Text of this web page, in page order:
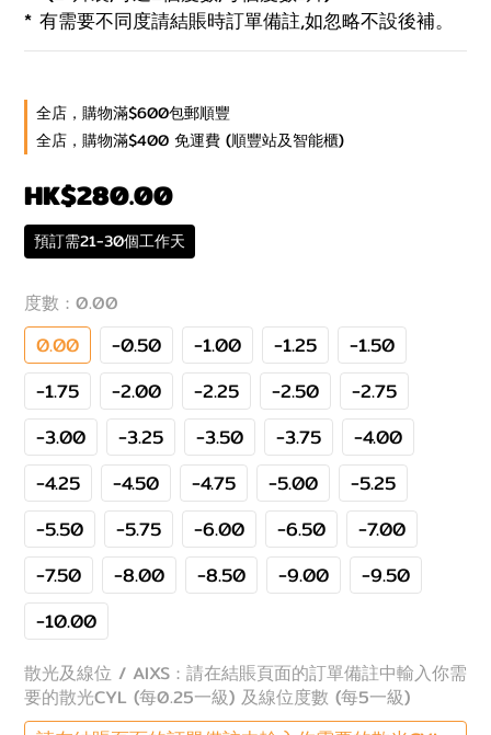
* 有需要不同度請結賬時訂單備註,如忽略不設後補。
全店，購物滿$600包郵順豐
全店，購物滿$400 免運費 (順豐站及智能櫃)
HK$280.00
預訂需21-30個工作天
度數 : 0.00
0.00 -0.50 -1.00 -1.25
-1.50
-1.75
-2.00 -2.25 -2.50
-2.75
-3.00
-3.25 -3.50 -3.75
-4.00
-4.25
-4.50 -4.75 -5.00
-5.25
-5.50
-5.75 -6.00 -6.50
-7.00
-7.50
-8.00 -8.50 -9.00
-9.50
-10.00
散光及線位 / AIXS : 請在結賬頁面的訂單備註中輸入你需
要的散光CYL (每0.25一級) 及線位度數 (每5一級)